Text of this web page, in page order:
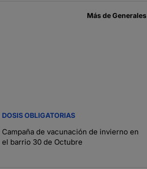
Más deGenerales
DOSIS OBLIGATORIAS
Campaña de vacunación de invierno en
el barrio 30 de Octubre